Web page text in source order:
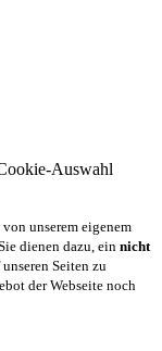
Auswahl
unserem eigenem
dienen dazu, ein nicht
Seiten zu
der Webseite noch